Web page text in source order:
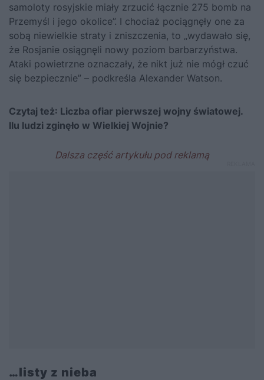
samoloty rosyjskie miały zrzucić łącznie 275 bomb na
Przemyśl i jego okolice”. I chociaż pociągnęły one za
sobą niewielkie straty i zniszczenia, to „wydawało się,
że Rosjanie osiągnęli nowy poziom barbarzyństwa.
Ataki powietrzne oznaczały, że nikt już nie mógł czuć
się bezpiecznie” – podkreśla Alexander Watson.
Czytaj też: Liczba ofiar pierwszej wojny światowej.
Ilu ludzi zginęło w Wielkiej Wojnie?
…listy z nieba